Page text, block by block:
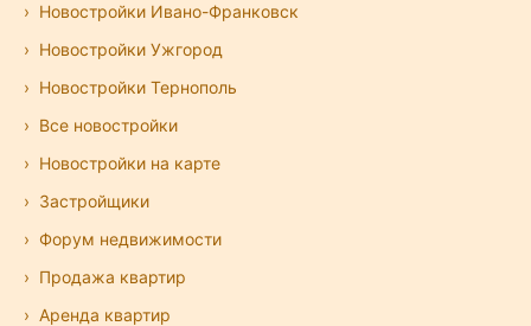
Новостройки Ивано-Франковск
Новостройки Ужгород
Новостройки Тернополь
Все новостройки
Новостройки на карте
Застройщики
Форум недвижимости
Продажа квартир
Аренда квартир